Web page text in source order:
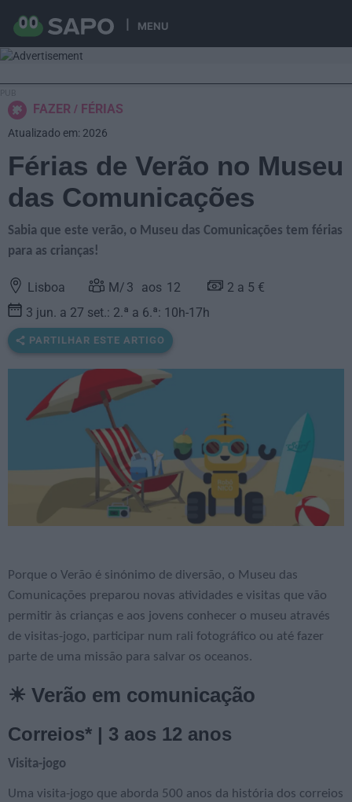
MENU
FAZER FÉRIAS
Férias de Verão no Museu
das Comunicações
Sabia que este verão, o Museu das Comunicações tem férias
para as crianças!
Lisboa 3 12
2 a 5 €
3 jun. a 27 set.: 2.ª a 6.ª: 10h-17h
PARTILHAR ESTE ARTIGO
Porque o Verão é sinónimo de diversão, o Museu das
Comunicações preparou novas atividades e visitas que vão
permitir às crianças e aos jovens conhecer o museu através
de visitas-jogo, participar num rali fotográfico ou até fazer
parte de uma missão para salvar os oceanos.
☀ Verão em comunicação
Correios* | 3 aos 12 anos
Visita-jogo
Uma visita-jogo que aborda 500 anos da história dos correios
Atualizado em: 2026